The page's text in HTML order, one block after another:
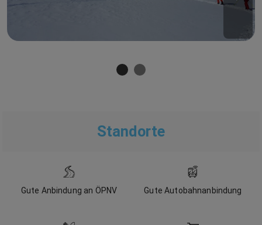
Standorte
Gute Anbindung an ÖPNV Gute Autobahnanbindung